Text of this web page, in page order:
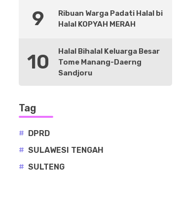
9
Ribuan Warga Padati Halal bi
Halal KOPYAH MERAH
10
Halal Bihalal Keluarga Besar
Tome Manang-Daerng
Sandjoru
Tag
# DPRD
# SULAWESI TENGAH
# SULTENG